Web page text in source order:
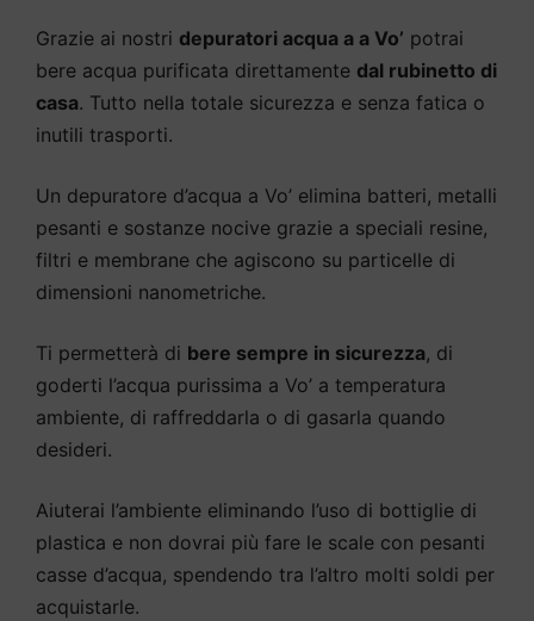
Grazie ai nostri depuratori acqua a a Vo’ potrai
bere acqua purificata direttamente dal rubinetto di
casa. Tutto nella totale sicurezza e senza fatica o
inutili trasporti.
Un depuratore d’acqua a Vo’ elimina batteri, metalli
pesanti e sostanze nocive grazie a speciali resine,
filtri e membrane che agiscono su particelle di
dimensioni nanometriche.
Ti permetterà di bere sempre in sicurezza, di
goderti l’acqua purissima a Vo’ a temperatura
ambiente, di raffreddarla o di gasarla quando
desideri.
Aiuterai l’ambiente eliminando l’uso di bottiglie di
plastica e non dovrai più fare le scale con pesanti
casse d’acqua, spendendo tra l’altro molti soldi per
acquistarle.